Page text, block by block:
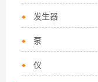
发生器
泵
仪